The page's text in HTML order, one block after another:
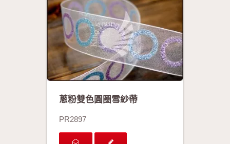
蔥粉雙色圓圈雪紗帶
PR2897